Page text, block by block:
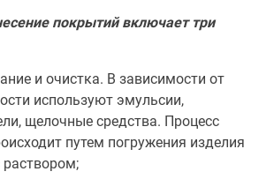
покрытий включает три
и очистка. В зависимости от
используют эмульсии,
щелочные средства. Процесс
путем погружения изделия